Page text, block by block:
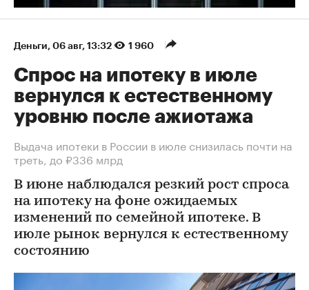
Деньги 06 авг, 13:32 1 960
Спрос на ипотеку в июле
вернулся к естественному
уровню после ажиотажа
Выдача ипотеки в России в июле снизилась почти на
треть, до ₽336 млрд
В июне наблюдался резкий рост спроса
на ипотеку на фоне ожидаемых
изменений по семейной ипотеке. В
июле рынок вернулся к естественному
состоянию